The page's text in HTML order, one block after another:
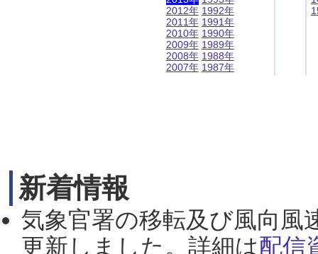
2012年
2011年
2010年
2009年
2008年
2007年
1992年
1991年
1990年
1989年
1988年
1987年
新着情報
気象官署の移転及び風向風
更新しました。詳細は配信